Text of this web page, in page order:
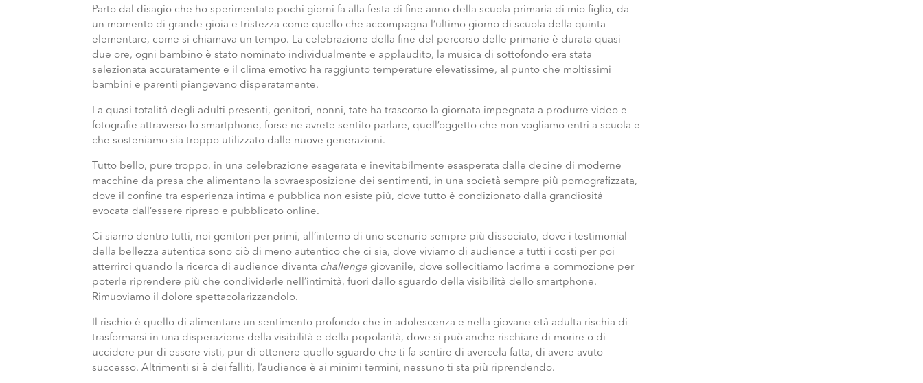
Parto dal disagio che ho sperimentato pochi giorni fa alla festa di fine anno della scuola primaria di mio figlio, da
un momento di grande gioia e tristezza come quello che accompagna l’ultimo giorno di scuola della quinta
elementare, come si chiamava un tempo. La celebrazione della fine del percorso delle primarie è durata quasi
due ore, ogni bambino è stato nominato individualmente e applaudito, la musica di sottofondo era stata
selezionata accuratamente e il clima emotivo ha raggiunto temperature elevatissime, al punto che moltissimi
bambini e parenti piangevano disperatamente.
La quasi totalità degli adulti presenti, genitori, nonni, tate ha trascorso la giornata impegnata a produrre video e
fotografie attraverso lo smartphone, forse ne avrete sentito parlare, quell’oggetto che non vogliamo entri a scuola e
che sosteniamo sia troppo utilizzato dalle nuove generazioni.
Tutto bello, pure troppo, in una celebrazione esagerata e inevitabilmente esasperata dalle decine di moderne
macchine da presa che alimentano la sovraesposizione dei sentimenti, in una società sempre più pornografizzata,
dove il confine tra esperienza intima e pubblica non esiste più, dove tutto è condizionato dalla grandiosità
evocata dall’essere ripreso e pubblicato online.
Ci siamo dentro tutti, noi genitori per primi, all’interno di uno scenario sempre più dissociato, dove i testimonial
della bellezza autentica sono ciò di meno autentico che ci sia, dove viviamo di audience a tutti i costi per poi
atterrirci quando la ricerca di audience diventa challenge giovanile, dove sollecitiamo lacrime e commozione per
poterle riprendere più che condividerle nell’intimità, fuori dallo sguardo della visibilità dello smartphone.
Rimuoviamo il dolore spettacolarizzandolo.
Il rischio è quello di alimentare un sentimento profondo che in adolescenza e nella giovane età adulta rischia di
trasformarsi in una disperazione della visibilità e della popolarità, dove si può anche rischiare di morire o di
uccidere pur di essere visti, pur di ottenere quello sguardo che ti fa sentire di avercela fatta, di avere avuto
successo. Altrimenti si è dei falliti, l’audience è ai minimi termini, nessuno ti sta più riprendendo.